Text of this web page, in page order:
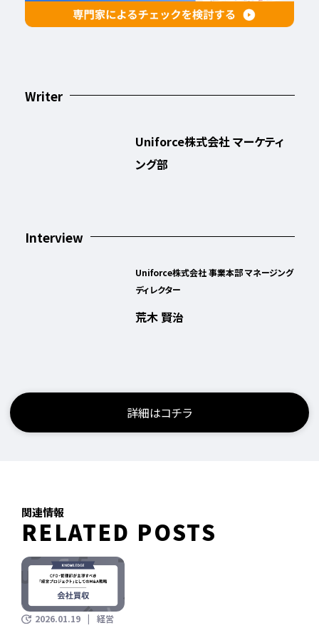
Writer
Uniforce株式会社 マーケティ
ング部
Interview
Uniforce株式会社 事業本部 マネージング
ディレクター
荒木 賢治
詳細はコチラ
関連情報
RELATED POSTS
2026.01.19 経営